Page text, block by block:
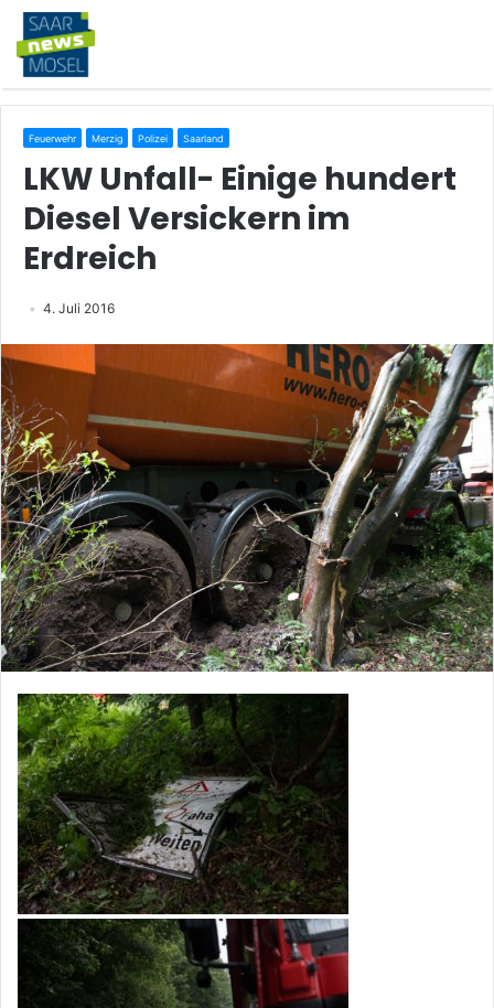
Feuerwehr Merzig Polizei Saarland
LKW Unfall- Einige hundert
Diesel Versickern im
Erdreich
4. Juli 2016